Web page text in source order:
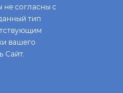
не согласны с
тип
вашего
Сайт.